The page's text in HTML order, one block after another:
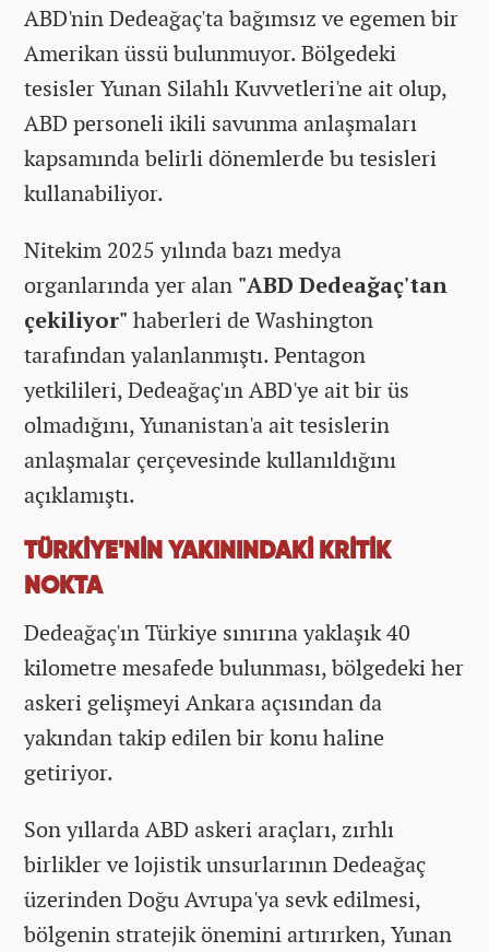
ABD'nin Dedeağaç'ta bağımsız ve egemen bir
Amerikan üssü bulunmuyor. Bölgedeki
tesisler Yunan Silahlı Kuvvetleri'ne ait olup,
ABD personeli ikili savunma anlaşmaları
kapsamında belirli dönemlerde bu tesisleri
kullanabiliyor.
Nitekim 2025 yılında bazı medya
organlarında yer alan "ABD Dedeağaç'tan
çekiliyor" haberleri de Washington
tarafından yalanlanmıştı. Pentagon
yetkilileri, Dedeağaç'ın ABD'ye ait bir üs
olmadığını, Yunanistan'a ait tesislerin
anlaşmalar çerçevesinde kullanıldığını
açıklamıştı.
TÜRKİYE'NİN YAKININDAKİ KRİTİK
NOKTA
Dedeağaç'ın Türkiye sınırına yaklaşık 40
kilometre mesafede bulunması, bölgedeki her
askeri gelişmeyi Ankara açısından da
yakından takip edilen bir konu haline
getiriyor.
Son yıllarda ABD askeri araçları, zırhlı
birlikler ve lojistik unsurlarının Dedeağaç
üzerinden Doğu Avrupa'ya sevk edilmesi,
bölgenin stratejik önemini artırırken, Yunan